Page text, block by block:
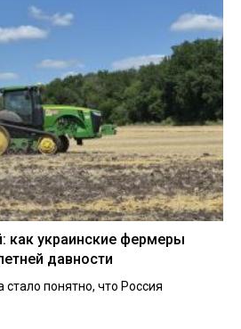
как украинские фермеры
давности
понятно, что Россия